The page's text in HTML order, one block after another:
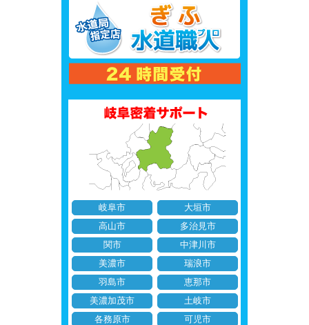
岐阜市
大垣市
高山市
多治見市
関市
中津川市
美濃市
瑞浪市
羽島市
恵那市
美濃加茂市
土岐市
各務原市
可児市